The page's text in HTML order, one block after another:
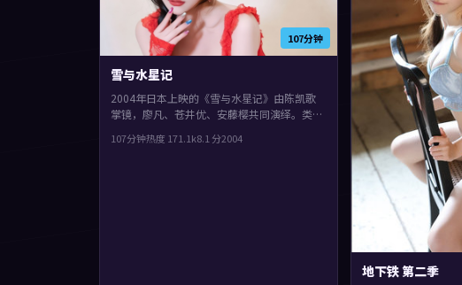
107分钟
雪与水星记
2004年日本上映的《雪与水星记》由陈凯歌
掌镜，廖凡、苍井优、安藤樱共同演绎。类型
达，镜头语言偏写实，细节里埋着伏笔。
107分钟热度 171.1k8.1 分2004
地下铁 第二季